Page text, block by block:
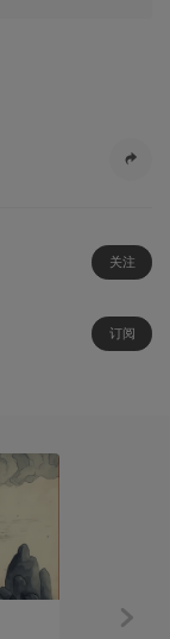
关注
订阅
创作笔记